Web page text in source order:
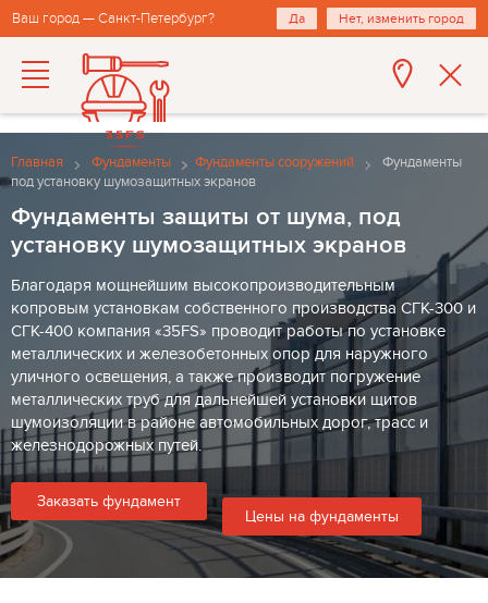
Ваш город — Санкт-Петербург? Да Нет, изменить город
Главная Фундаменты Фундаменты сооружений
Фундаменты
под установку шумозащитных экранов
Фундаменты защиты от шума, под
установку шумозащитных экранов
Благодаря мощнейшим высокопроизводительным
копровым установкам собственного производства СГК-300 и
СГК-400 компания «35FS» проводит работы по установке
металлических и железобетонных опор для наружного
уличного освещения, а также производит погружение
металлических труб для дальнейшей установки щитов
шумоизоляции в районе автомобильных дорог, трасс и
железнодорожных путей.
Заказать фундамент
Цены на фундаменты